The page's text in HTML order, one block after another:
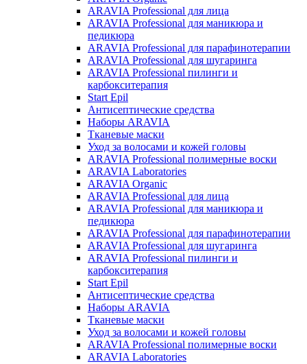
ARAVIA Professional для лица
ARAVIA Professional для маникюра и
педикюра
ARAVIA Professional для парафинотерапии
ARAVIA Professional для шугаринга
ARAVIA Professional пилинги и
карбокситерапия
Start Epil
Антисептические средства
Наборы ARAVIA
Тканевые маски
Уход за волосами и кожей головы
ARAVIA Professional полимерные воски
ARAVIA Laboratories
ARAVIA Organic
ARAVIA Professional для лица
ARAVIA Professional для маникюра и
педикюра
ARAVIA Professional для парафинотерапии
ARAVIA Professional для шугаринга
ARAVIA Professional пилинги и
карбокситерапия
Start Epil
Антисептические средства
Наборы ARAVIA
Тканевые маски
Уход за волосами и кожей головы
ARAVIA Professional полимерные воски
ARAVIA Laboratories